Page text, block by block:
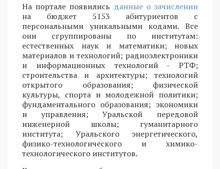
На портале появились данные о зачислении
на бюджет 5153 абитуриентов с
персональными уникальными кодами. Все
они сгруппированы по институтам:
естественных наук и математики; новых
материалов и технологий; радиоэлектроники
и информационных технологий - РТФ;
строительства и архитектуры; технологий
открытого образования; физической
культуры, спорта и молодежной политики;
фундаментального образования; экономики
и управления; Уральской передовой
инженерной школы; гуманитарного
института; Уральского энергетического,
физико-технологического и химико-
технологического институтов.